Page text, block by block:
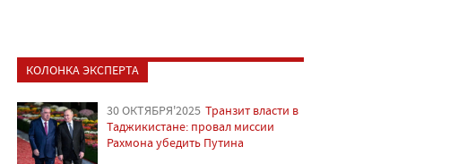
КОЛОНКА ЭКСПЕРТА
30 ОКТЯБРЯ'2025 Транзит власти в
Таджикистане: провал миссии
Рахмона убедить Путина